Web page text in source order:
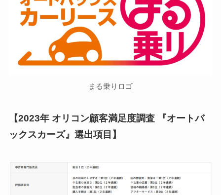
まる乗りロゴ
【2023年 オリコン顧客満足度調査 『オートバ
ックスカーズ』選出項目】